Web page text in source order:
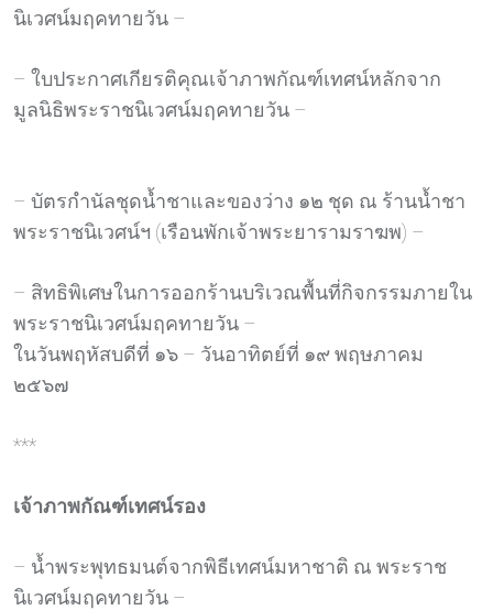
นิเวศน์มฤคทายวัน –
– ใบประกาศเกียรติคุณเจ้าภาพกัณฑ์เทศน์หลักจาก
มูลนิธิพระราชนิเวศน์มฤคทายวัน –
– บัตรกำนัลชุดน้ำชาและของว่าง ๑๒ ชุด ณ ร้านน้ำชา
พระราชนิเวศน์ฯ (เรือนพักเจ้าพระยารามราฆพ) –
– สิทธิพิเศษในการออกร้านบริเวณพื้นที่กิจกรรมภายใน
พระราชนิเวศน์มฤคทายวัน –
ในวันพฤหัสบดีที่ ๑๖ – วันอาทิตย์ที่ ๑๙ พฤษภาคม
๒๕๖๗
***
เจ้าภาพกัณฑ์เทศน์รอง
– น้ำพระพุทธมนต์จากพิธีเทศน์มหาชาติ ณ พระราช
นิเวศน์มฤคทายวัน –